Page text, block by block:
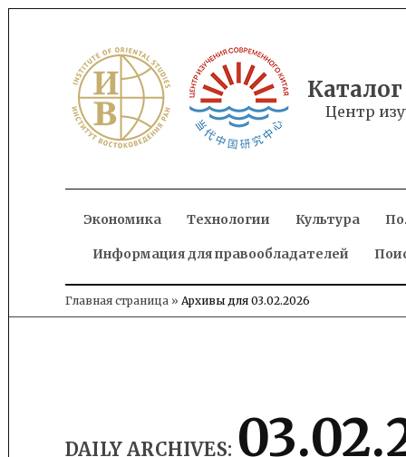
content
Центр
Экономика Технологии Культура
Информация для правообладателей
Главная страница » Архивы для 03.02.2026
DAILY ARCHIVES: